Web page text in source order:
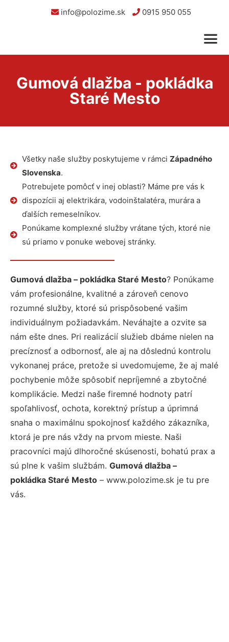
info@polozime.sk 0915 950 055
Gumová dlažba - pokládka
Staré Mesto
Všetky naše služby poskytujeme v rámci Západného
Slovenska.
Potrebujete pomôcť v inej oblasti? Máme pre vás k
dispozícii aj elektrikára, vodoinštalatéra, murára a
ďalších remeselníkov.
Ponúkame komplexné služby vrátane tých, ktoré nie
sú priamo v ponuke webovej stránky.
Gumová dlažba – pokládka Staré Mesto? Ponúkame
vám profesionálne, kvalitné a zároveň cenovo
rozumné služby, ktoré sú prispôsobené vašim
individuálnym požiadavkám. Neváhajte a ozvite sa
nám ešte dnes. Pri realizácií služieb dbáme nielen na
precíznosť a odbornosť, ale aj na dôslednú kontrolu
vykonanej práce, pretože si uvedomujeme, že aj malé
pochybenie môže spôsobiť nepríjemné a zbytočné
komplikácie. Medzi naše firemné hodnoty patrí
spoľahlivosť, ochota, korektný prístup a úprimná
snaha o maximálnu spokojnosť každého zákazníka,
ktorá je pre nás vždy na prvom mieste. Naši
pracovníci majú dlhoročné skúsenosti, bohatú prax a
sú plne k vašim službám. Gumová dlažba –
pokládka Staré Mesto – www.polozime.sk je tu pre
vás.